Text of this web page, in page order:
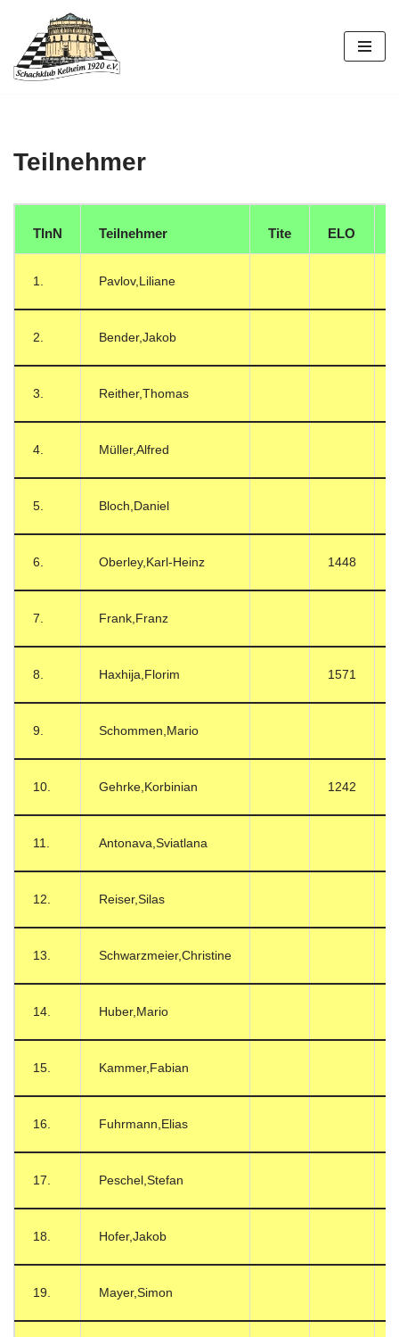
Zum
Inhalt
Teilnehmer
TlnN Teilnehmer Tite ELO
1. Pavlov,Liliane
2. Bender,Jakob
3. Reither,Thomas
4. Müller,Alfred
5. Bloch,Daniel
6. Oberley,Karl-Heinz 1448
7. Frank,Franz
8. Haxhija,Florim 1571
9. Schommen,Mario
10. Gehrke,Korbinian 1242
11. Antonava,Sviatlana
12. Reiser,Silas
13. Schwarzmeier,Christine
14. Huber,Mario
15. Kammer,Fabian
16. Fuhrmann,Elias
17. Peschel,Stefan
18. Hofer,Jakob
19. Mayer,Simon